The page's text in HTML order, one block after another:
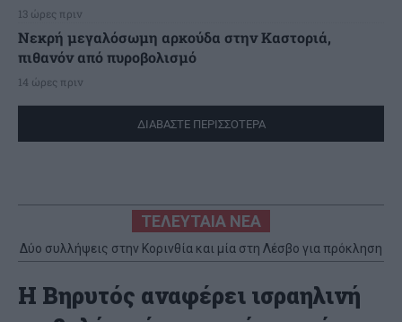
13 ώρες πριν
Νεκρή μεγαλόσωμη αρκούδα στην Καστοριά,
πιθανόν από πυροβολισμό
14 ώρες πριν
ΔΙΑΒΑΣΤΕ ΠΕΡΙΣΣΟΤΕΡΑ